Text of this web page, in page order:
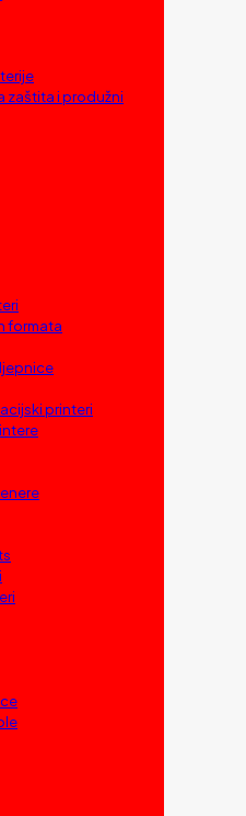
zaštita i produžni
formata
printeri